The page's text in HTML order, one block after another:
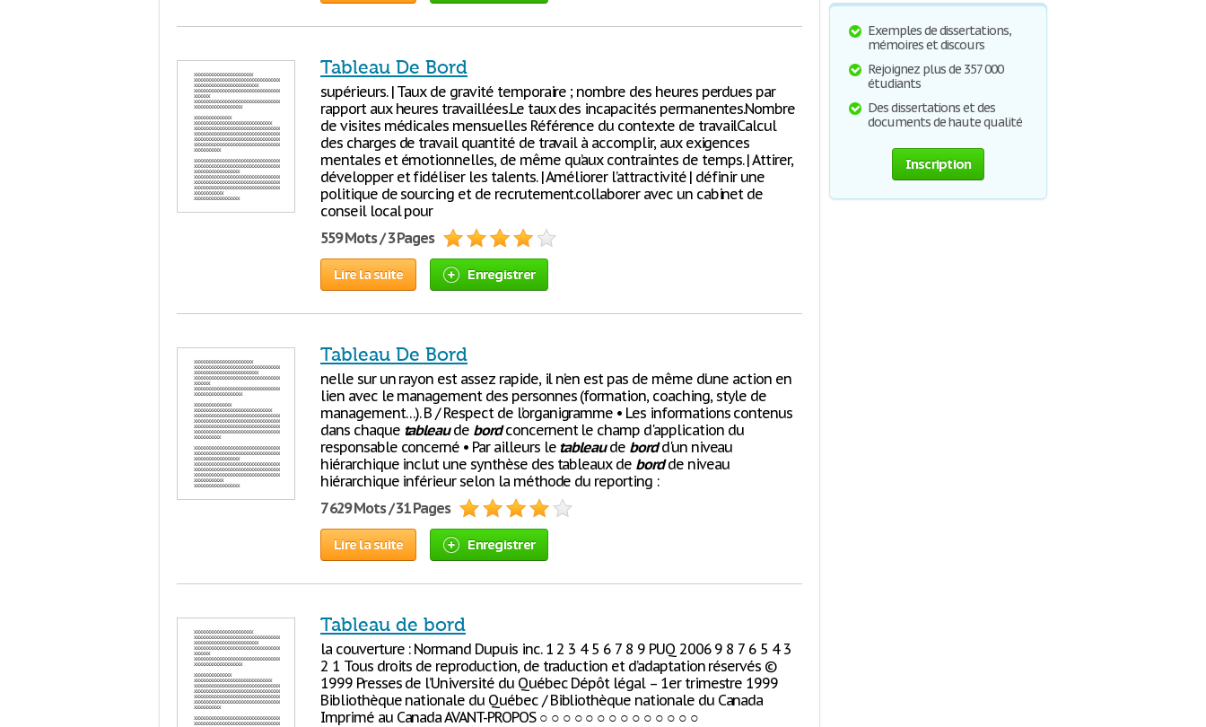
Tableau De Bord
supérieurs. | Taux de gravité temporaire ; nombre des heures perdues par
rapport aux heures travaillées.Le taux des incapacités permanentes.Nombre
de visites médicales mensuelles Référence du contexte de travailCalcul
des charges de travail quantité de travail à accomplir, aux exigences
mentales et émotionnelles, de même qu’aux contraintes de temps. | Attirer,
développer et fidéliser les talents. | Améliorer l’attractivité | définir une
politique de sourcing et de recrutement.collaborer avec un cabinet de
conseil local pour
559 Mots / 3 Pages
Lire la suite Enregistrer
Tableau De Bord
nelle sur un rayon est assez rapide, il n’en est pas de même d’une action en
lien avec le management des personnes (formation, coaching, style de
management…). B / Respect de l’organigramme • Les informations contenus
dans chaque tableaude bordconcernent le champ d'application du
responsable concerné • Par ailleurs le tableaude bordd'un niveau
hiérarchique inclut une synthèse des tableaux de bordde niveau
hiérarchique inférieur selon la méthode du reporting :
7 629 Mots / 31 Pages
Lire la suite Enregistrer
Tableau de bord
la couverture : Normand Dupuis inc. 1 2 3 4 5 6 7 8 9 PUQ 2006 9 8 7 6 5 4 3
2 1 Tous droits de reproduction, de traduction et d’adaptation réservés ©
1999 Presses de l’Université du Québec Dépôt légal – 1er trimestre 1999
Bibliothèque nationale du Québec / Bibliothèque nationale du Canada
Imprimé au Canada AVANT-PROPOS ○ ○ ○ ○ ○ ○ ○ ○ ○ ○ ○ ○ ○ ○
Exemples de dissertations,
mémoires et discours
Rejoignez plus de 357 000
étudiants
Des dissertations et des
documents de haute qualité
Inscription